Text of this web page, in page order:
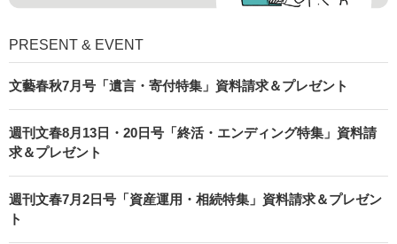
PRESENT & EVENT
文藝春秋7月号「遺言・寄付特集」資料請求＆プレゼント
週刊文春8月13日・20日号「終活・エンディング特集」資料請
求＆プレゼント
週刊文春7月2日号「資産運用・相続特集」資料請求＆プレゼン
ト